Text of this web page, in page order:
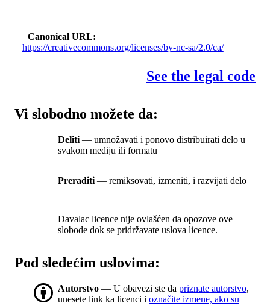
Canonical URL
https://creativecommons.org/licenses/by-nc-sa/2.0/ca/
See the legal code
Vi slobodno možete da:
Deliti — umnožavati i ponovo distribuirati delo u
svakom mediju ili formatu
Preraditi — remiksovati, izmeniti, i razvijati delo
Davalac licence nije ovlašćen da opozove ove
slobode dok se pridržavate uslova licence.
Pod sledećim uslovima:
Autorstvo — U obavezi ste da priznate autorstvo,
unesete link ka licenci i označite izmene, ako su